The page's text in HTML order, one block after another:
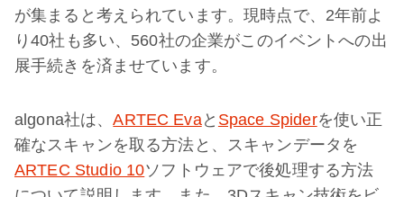
が集まると考えられています。現時点で、2年前よ
り40社も多い、560社の企業がこのイベントへの出
展手続きを済ませています。
algona社は、ARTEC Evaと Space Spiderを使い正
確なスキャンを取る方法と、スキャンデータを
ARTEC Studio 10ソフトウェアで後処理する方法